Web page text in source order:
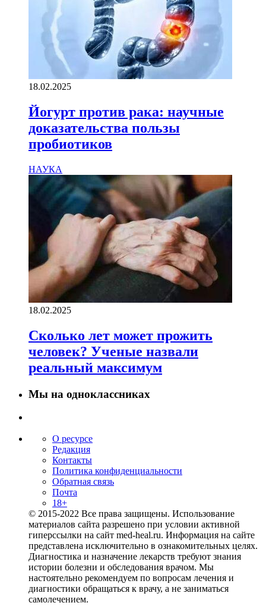
18.02.2025
Йогурт против рака: научные
доказательства пользы
пробиотиков
НАУКА
18.02.2025
Сколько лет может прожить
человек? Ученые назвали
реальный максимум
Мы на одноклассниках
О ресурсе
Редакция
Контакты
Политика конфиденциальности
Обратная связь
Почта
18+
© 2015-2022 Все права защищены. Использование
материалов сайта разрешено при условии активной
гиперссылки на сайт med-heal.ru. Информация на сайте
представлена исключительно в ознакомительных целях.
Диагностика и назначение лекарств требуют знания
истории болезни и обследования врачом. Мы
настоятельно рекомендуем по вопросам лечения и
диагностики обращаться к врачу, а не заниматься
самолечением.